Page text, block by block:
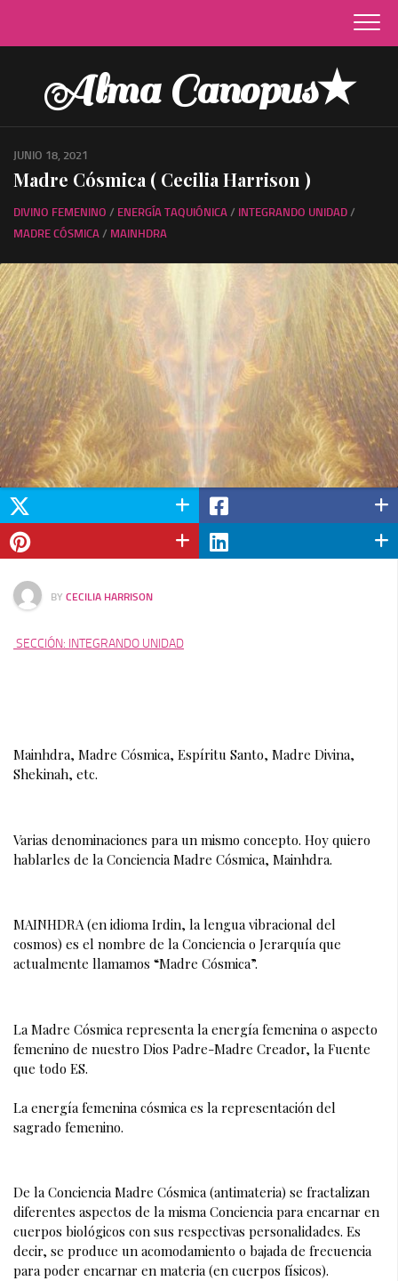
content
Alma Canopus★
JUNIO 18, 2021
Madre Cósmica ( Cecilia Harrison )
DIVINO FEMENINO / ENERGÍA TAQUIÓNICA / INTEGRANDO UNIDAD /
MADRE CÓSMICA / MAINHDRA
BY CECILIA HARRISON
SECCIÓN: INTEGRANDO UNIDAD
Mainhdra, Madre Cósmica, Espíritu Santo, Madre Divina,
Shekinah, etc.
Varias denominaciones para un mismo concepto. Hoy quiero
hablarles de la Conciencia Madre Cósmica, Mainhdra.
MAINHDRA (en idioma Irdin, la lengua vibracional del
cosmos) es el nombre de la Conciencia o Jerarquía que
actualmente llamamos “Madre Cósmica”.
La Madre Cósmica representa la energía femenina o aspecto
femenino de nuestro Dios Padre-Madre Creador, la Fuente
que todo ES.
La energía femenina cósmica es la representación del
sagrado femenino.
De la Conciencia Madre Cósmica (antimateria) se fractalizan
diferentes aspectos de la misma Conciencia para encarnar en
cuerpos biológicos con sus respectivas personalidades. Es
decir, se produce un acomodamiento o bajada de frecuencia
para poder encarnar en materia (en cuerpos físicos).